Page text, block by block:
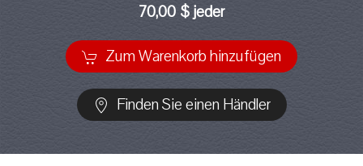
70,00 $ jeder
Zum Warenkorb hinzufügen
Finden Sie einen Händler